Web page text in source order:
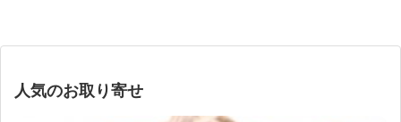
人気のお取り寄せ